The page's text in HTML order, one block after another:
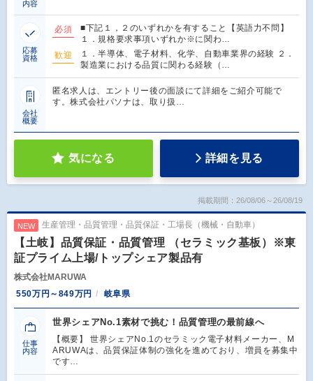
内容
応募
資格
必須
■下記１，２のいずれかを有すること【英語力不問】
１．規格要求事項いずれか※に関わ…
歓迎
１．半導体、電子材料、化学、自動車業界の経験 ２．
製造業における品質に関わる経験（…
会社
概要
匿名求人は、エントリー後の面談にて詳細をご紹介可能で
す。株式会社パソナは、取り扱…
気になる 詳細を見る
掲載期間：26/08/06～26/08/19
NEW 生産管理・品質管理・品質保証・工場長（機械・自動車）
【土岐】品質保証・品質管理 （セラミック基板）※東
証プライム上場/トップシェア製品有
株式会社MARUWA
550万円～849万円
岐阜県
仕事
内容
世界シェアNo.1素材で挑む！品質管理の最前線へ
【概要】 世界シェアNo.1のセラミック電子材料メーカー、M
ARUWAは、品質保証体制の強化を進めており、増員を募集中
です…